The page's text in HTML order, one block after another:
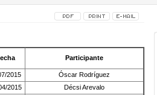
Participante
2015
Óscar Rodríguez
2015 Décsi Arevalo